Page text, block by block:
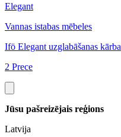
Elegant
Vannas istabas mēbeles
Ifö Elegant uzglabāšanas kārba
2 Prece
Jūsu pašreizējais reģions
Latvija